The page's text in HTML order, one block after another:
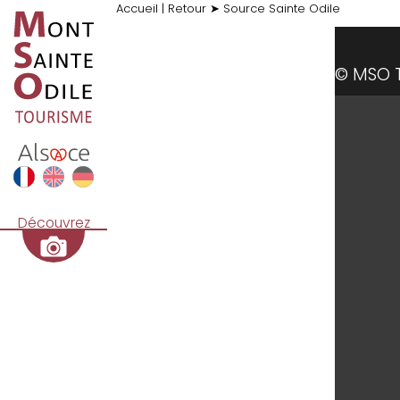
Accueil | Retour ➤ Source Sainte Odile
Découvrez
©